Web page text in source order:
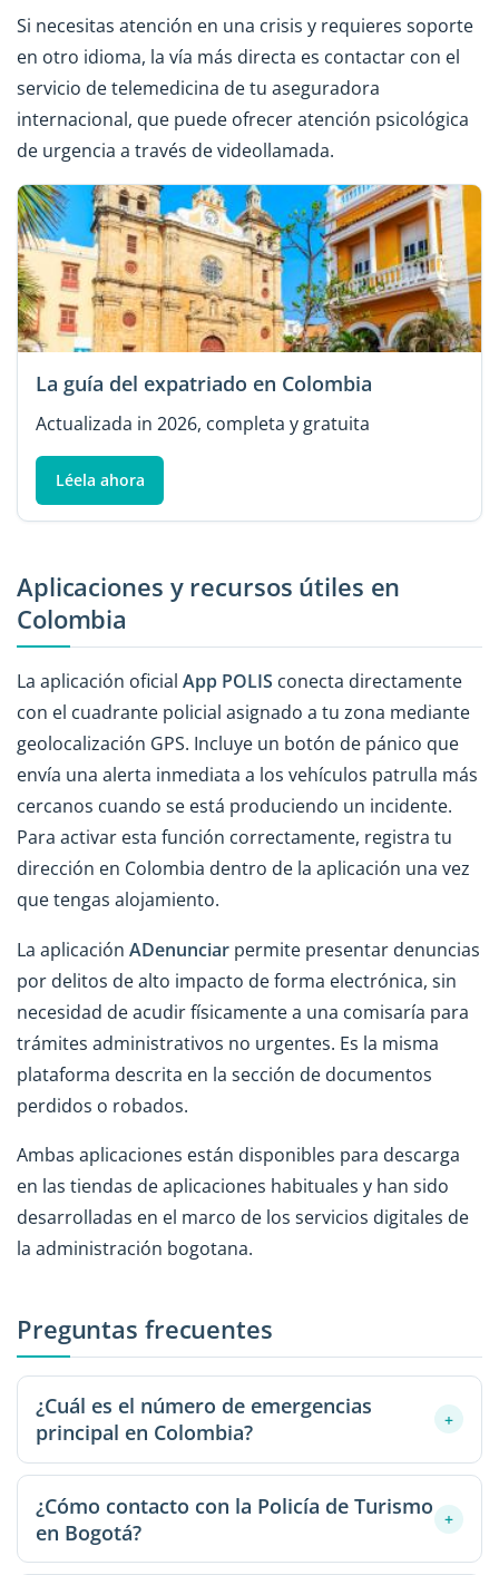
Si necesitas atención en una crisis y requieres soporte
en otro idioma, la vía más directa es contactar con el
servicio de telemedicina de tu aseguradora
internacional, que puede ofrecer atención psicológica
de urgencia a través de videollamada.
La guía del expatriado en Colombia
Actualizada in 2026, completa y gratuita
Léela ahora
Aplicaciones y recursos útiles en
Colombia
La aplicación oficial App POLIS conecta directamente
con el cuadrante policial asignado a tu zona mediante
geolocalización GPS. Incluye un botón de pánico que
envía una alerta inmediata a los vehículos patrulla más
cercanos cuando se está produciendo un incidente.
Para activar esta función correctamente, registra tu
dirección en Colombia dentro de la aplicación una vez
que tengas alojamiento.
La aplicación ADenunciar permite presentar denuncias
por delitos de alto impacto de forma electrónica, sin
necesidad de acudir físicamente a una comisaría para
trámites administrativos no urgentes. Es la misma
plataforma descrita en la sección de documentos
perdidos o robados.
Ambas aplicaciones están disponibles para descarga
en las tiendas de aplicaciones habituales y han sido
desarrolladas en el marco de los servicios digitales de
la administración bogotana.
Preguntas frecuentes
¿Cuál es el número de emergencias
principal en Colombia?
+
El número universal de emergencias es el 123,
gratuito desde cualquier teléfono fijo o móvil en todo
el país. Al marcar este número, un operador redirige la
llamada al servicio correspondiente: policía,
¿Cómo contacto con la Policía de Turismo
en Bogotá?
+